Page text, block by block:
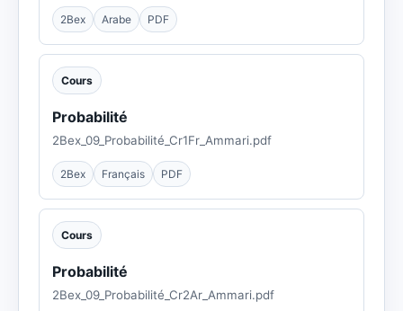
2Bex Arabe PDF
Cours
Probabilité
2Bex_09_Probabilité_Cr1Fr_Ammari.pdf
2Bex Français PDF
Cours
Probabilité
2Bex_09_Probabilité_Cr2Ar_Ammari.pdf